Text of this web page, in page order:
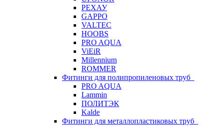
РЕХАУ
GAPPO
VALTEC
HOOBS
PRO AQUA
ViEiR
Millennium
ROMMER
Фитинги для полипропиленовых труб
PRO AQUA
Lammin
ПОЛИТЭК
Kalde
Фитинги для металлопластиковых труб